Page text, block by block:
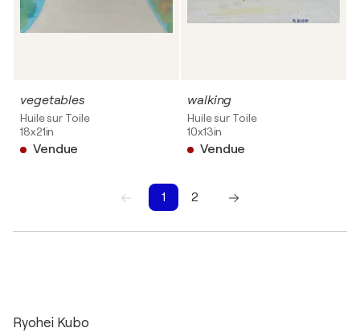
vegetables
Huile sur Toile
18x21in
Vendue
walking
Huile sur Toile
10x13in
Vendue
1
2
Ryohei Kubo